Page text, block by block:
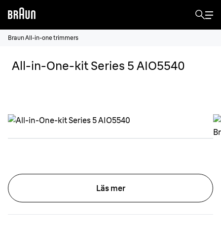
Braun All-in-one trimmers
All-in-One-kit Series 5 AIO5540
Läs mer